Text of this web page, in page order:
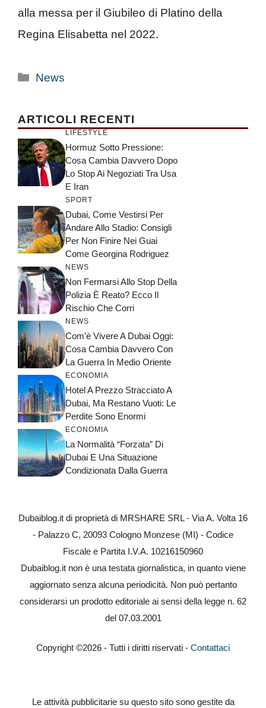
alla messa per il Giubileo di Platino della
Regina Elisabetta nel 2022.
Categorie
News
ARTICOLI RECENTI
LIFESTYLE
Hormuz Sotto Pressione:
Cosa Cambia Davvero Dopo
Lo Stop Ai Negoziati Tra Usa
E Iran
SPORT
Dubai, Come Vestirsi Per
Andare Allo Stadio: Consigli
Per Non Finire Nei Guai
Come Georgina Rodriguez
NEWS
Non Fermarsi Allo Stop Della
Polizia È Reato? Ecco Il
Rischio Che Corri
NEWS
Com’è Vivere A Dubai Oggi:
Cosa Cambia Davvero Con
La Guerra In Medio Oriente
ECONOMIA
Hotel A Prezzo Stracciato A
Dubai, Ma Restano Vuoti: Le
Perdite Sono Enormi
ECONOMIA
La Normalità “forzata” Di
Dubai E Una Situazione
Condizionata Dalla Guerra
Dubaiblog.it di proprietà di MRSHARE SRL - Via A. Volta 16
- Palazzo C, 20093 Cologno Monzese (MI) - Codice
Fiscale e Partita I.V.A. 10216150960
Dubaiblog.it non è una testata giornalistica, in quanto viene
aggiornato senza alcuna periodicità. Non può pertanto
considerarsi un prodotto editoriale ai sensi della legge n. 62
del 07.03.2001
Copyright ©2026 - Tutti i diritti riservati - Contattaci
Le attività pubblicitarie su questo sito sono gestite da